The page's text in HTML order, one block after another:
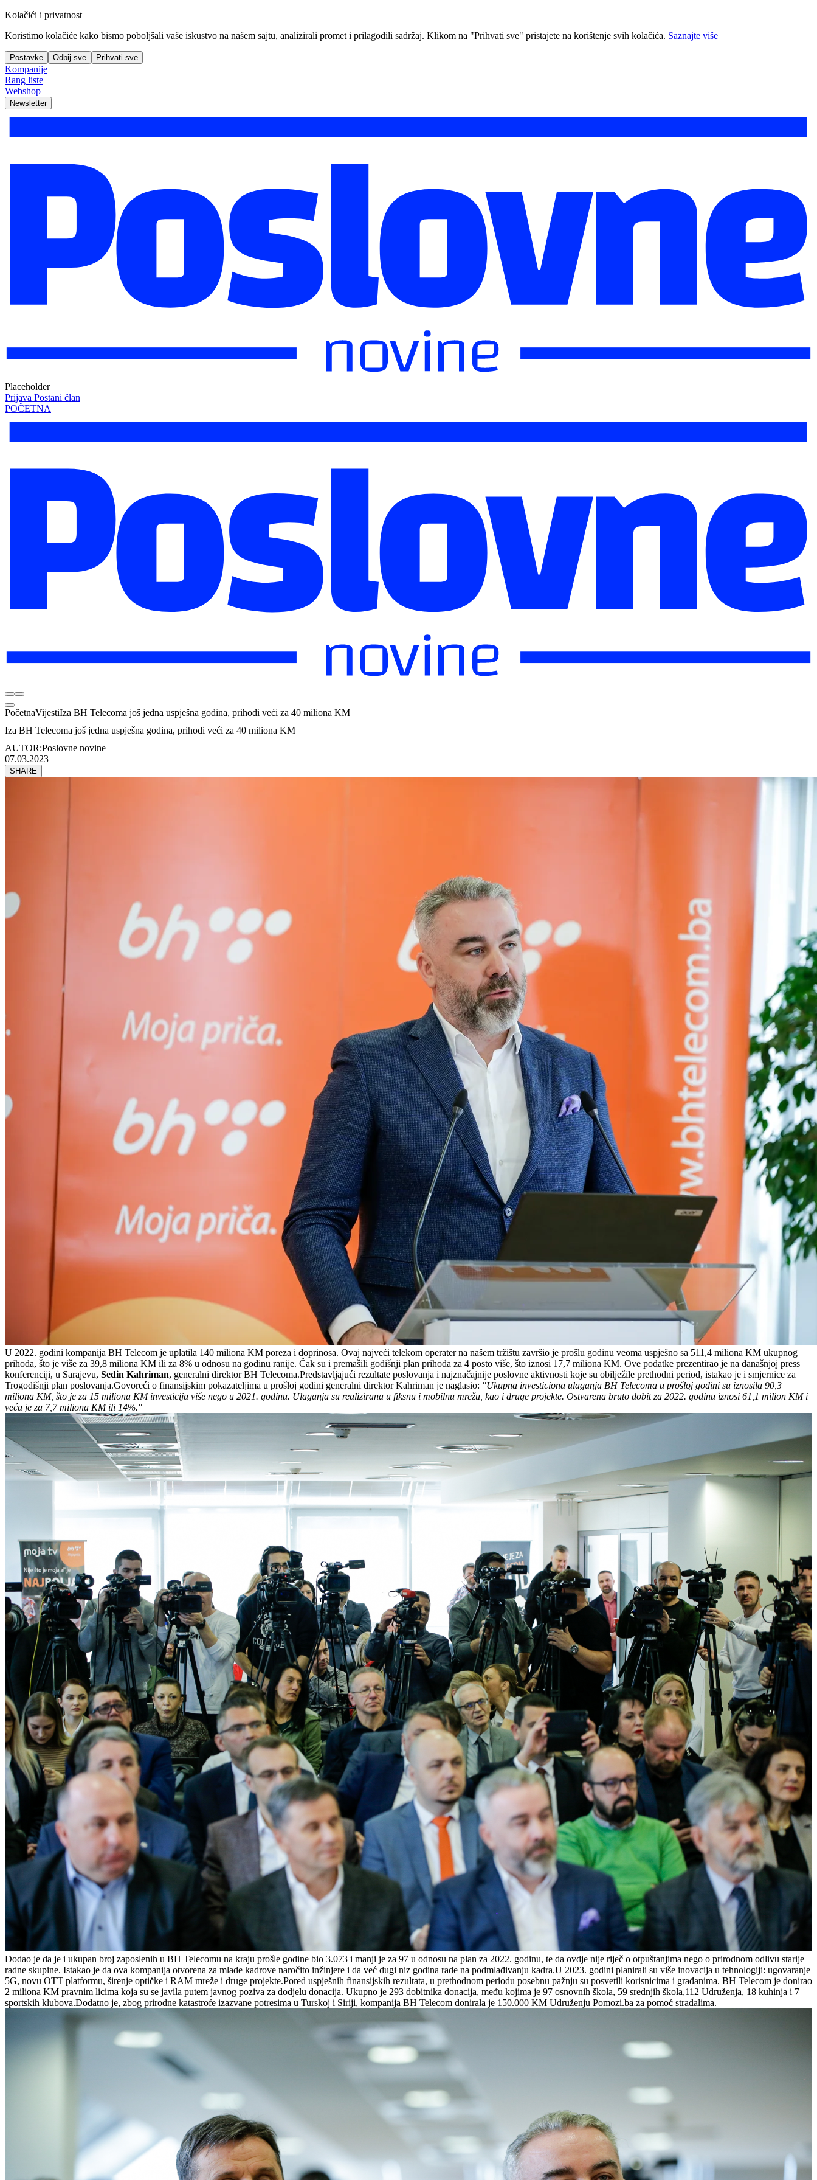
Kolačići i privatnost
Koristimo kolačiće kako bismo poboljšali vaše iskustvo na našem sajtu, analizirali promet i prilagodili sadržaj. Klikom na "Prihvati sve" pristajete na korištenje svih kolačića. Saznajte više
Postavke Odbij sve Prihvati sve
Kompanije
Rang liste
Webshop
Newsletter
Placeholder
Prijava Postani član
POČETNA
PočetnaVijestiIza BH Telecoma još jedna uspješna godina, prihodi veći za 40 miliona KM
Iza BH Telecoma još jedna uspješna godina, prihodi veći za 40 miliona KM
AUTOR:Poslovne novine
07.03.2023
SHARE
U 2022. godini kompanija BH Telecom je uplatila 140 miliona KM poreza i doprinosa. Ovaj najveći telekom operater na našem tržištu završio je prošlu godinu veoma uspješno sa 511,4 miliona KM ukupnog
prihoda, što je više za 39,8 miliona KM ili za 8% u odnosu na godinu ranije. Čak su i premašili godišnji plan prihoda za 4 posto više, što iznosi 17,7 miliona KM. Ove podatke prezentirao je na današnjoj press
konferenciji, u Sarajevu, Sedin Kahriman, generalni direktor BH Telecoma.Predstavljajući rezultate poslovanja i najznačajnije poslovne aktivnosti koje su obilježile prethodni period, istakao je i smjernice za
Trogodišnji plan poslovanja.Govoreći o finansijskim pokazateljima u prošloj godini generalni direktor Kahriman je naglasio: "Ukupna investiciona ulaganja BH Telecoma u prošloj godini su iznosila 90,3
miliona KM, što je za 15 miliona KM investicija više nego u 2021. godinu. Ulaganja su realizirana u fiksnu i mobilnu mrežu, kao i druge projekte. Ostvarena bruto dobit za 2022. godinu iznosi 61,1 milion KM i
veća je za 7,7 miliona KM ili 14%."
Dodao je da je i ukupan broj zaposlenih u BH Telecomu na kraju prošle godine bio 3.073 i manji je za 97 u odnosu na plan za 2022. godinu, te da ovdje nije riječ o otpuštanjima nego o prirodnom odlivu starije
radne skupine. Istakao je da ova kompanija otvorena za mlade kadrove naročito inžinjere i da već dugi niz godina rade na podmlađivanju kadra.U 2023. godini planirali su više inovacija u tehnologiji: ugovaranje
5G, novu OTT platformu, širenje optičke i RAM mreže i druge projekte.Pored uspješnih finansijskih rezultata, u prethodnom periodu posebnu pažnju su posvetili korisnicima i građanima. BH Telecom je donirao
2 miliona KM pravnim licima koja su se javila putem javnog poziva za dodjelu donacija. Ukupno je 293 dobitnika donacija, među kojima je 97 osnovnih škola, 59 srednjih škola,112 Udruženja, 18 kuhinja i 7
sportskih klubova.Dodatno je, zbog prirodne katastrofe izazvane potresima u Turskoj i Siriji, kompanija BH Telecom donirala je 150.000 KM Udruženju Pomozi.ba za pomoć stradalima.